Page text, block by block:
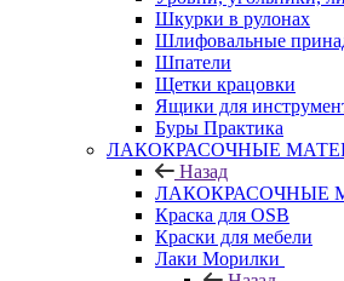
Шкурки в рулонах
Шлифовальные
Шпатели
Щетки крацовки
Ящики для
Буры Практика
ЛАКОКРАСОЧНЫЕ
Назад
ЛАКОКРАСОЧНЫЕ
Краска для OSB
Краски для мебели
Лаки Морилки